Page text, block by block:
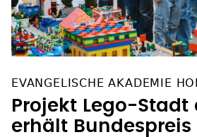
EVANGELISCHE AKADEMIE
Projekt Lego-Stadt
erhält Bundespreis